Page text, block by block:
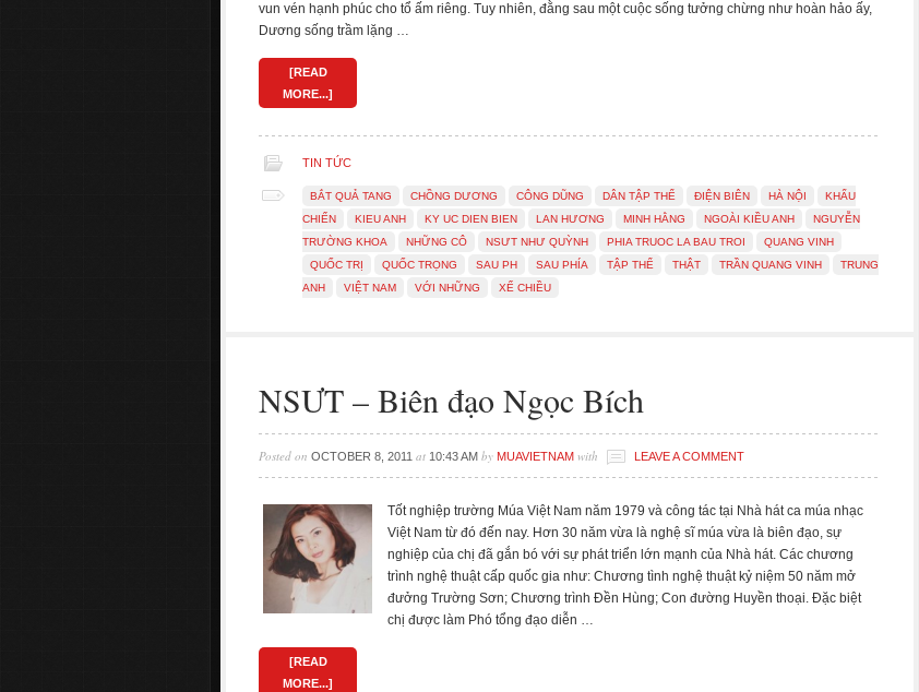
vun vén hạnh phúc cho tổ ấm riêng. Tuy nhiên, đằng sau một cuộc sống tưởng chừng như hoàn hảo ấy,
Dương sống trầm lặng …
[READ
MORE...]
TIN TỨC
BẮT QUẢ TANG CHỒNG DƯƠNG CÔNG DŨNG DÂN TẬP THỂ ĐIỆN BIÊN HÀ NỘI
KHẨU
CHIẾN
KIEU ANH KY UC DIEN BIEN LAN HƯƠNG MINH HẰNG NGOÀI KIỀU ANH
NGUYỄN
TRƯỜNG KHOA
NHỮNG CÔ NSƯT NHƯ QUỲNH PHIA TRUOC LA BAU TROI
QUANG VINH
QUỐC TRỊ
QUỐC TRỌNG SAU PH SAU PHÍA TẬP THỂ THẬT TRẦN QUANG VINH
TRUNG
ANH
VIỆT NAM VỚI NHỮNG XẾ CHIỀU
NSƯT – Biên đạo Ngọc Bích
Posted on OCTOBER 8, 2011 at 10:43 AM by MUAVIETNAM with LEAVE A COMMENT
Tốt nghiệp trường Múa Việt Nam năm 1979 và công tác tại Nhà hát ca múa nhạc
Việt Nam từ đó đến nay. Hơn 30 năm vừa là nghệ sĩ múa vừa là biên đạo, sự
nghiệp của chị đã gắn bó với sự phát triển lớn mạnh của Nhà hát. Các chương
trình nghệ thuật cấp quốc gia như: Chương tình nghệ thuật kỷ niệm 50 năm mở
đưởng Trường Sơn; Chương trình Đền Hùng; Con đường Huyền thoại. Đặc biệt
chị được làm Phó tổng đạo diễn …
[READ
MORE...]